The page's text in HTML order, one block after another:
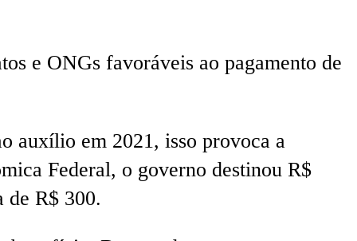
e ONGs favoráveis ao pagamento de
auxílio em 2021, isso provoca a
Federal, o governo destinou R$
de R$ 300.